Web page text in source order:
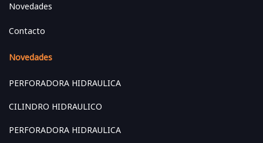
Novedades
Contacto
Novedades
PERFORADORA HIDRAULICA
CILINDRO HIDRAULICO
PERFORADORA HIDRAULICA